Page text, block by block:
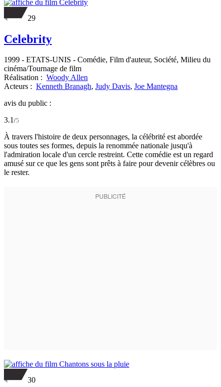
29
Celebrity
1999 - ETATS-UNIS - Comédie, Film d'auteur, Société, Milieu du
cinéma/Tournage de film
Réalisation : Woody Allen
Acteurs : Kenneth Branagh, Judy Davis, Joe Mantegna
avis du public :
3.1/5
À travers l'histoire de deux personnages, la célébrité est abordée
sous toutes ses formes, depuis la renommée nationale jusqu'à
l'admiration locale d'un cercle restreint. Cette comédie est un regard
amusé sur ce que les gens sont prêts à faire pour devenir célèbres ou
le rester.
30